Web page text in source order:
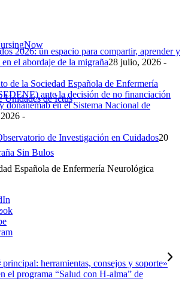
Unidades de Ictus
Sin Bulos
2026: un espacio para compartir, aprender y
el abordaje de la migraña28 julio, 2026 -
de la Sociedad Española de Enfermería
ante la decisión de no financiación
donanemab en el Sistema Nacional de
-
de Investigación en Cuidados20
Española de Enfermería Neurológica
herramientas, consejos y soporte»
el programa “Salud con H-alma” de